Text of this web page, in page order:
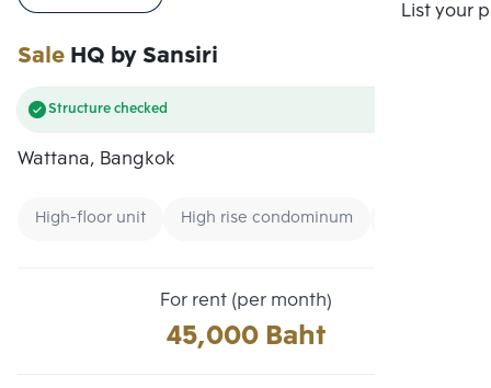
List your
SaleHQ by Sansiri
Structure checked
Wattana, Bangkok
High-floor unit High rise condominum
For rent (per month)
45,000 Baht